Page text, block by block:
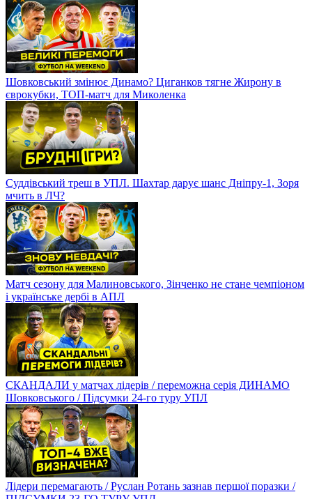
Шовковський змінює Динамо? Циганков тягне Жирону в
єврокубки, ТОП-матч для Миколенка
Суддівський треш в УПЛ. Шахтар дарує шанс Дніпру-1, Зоря
мчить в ЛЧ?
Матч сезону для Малиновського, Зінченко не стане чемпіоном
і українське дербі в АПЛ
СКАНДАЛИ у матчах лідерів / переможна серія ДИНАМО
Шовковського / Підсумки 24-го туру УПЛ
Лідери перемагають / Руслан Ротань зазнав першої поразки /